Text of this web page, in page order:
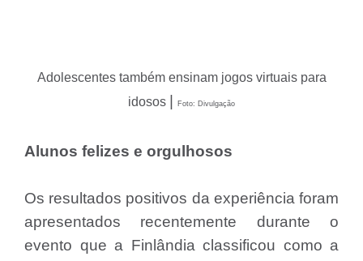
Adolescentes também ensinam jogos virtuais para
idosos
Foto: Divulgação
Alunos felizes e orgulhosos
Os resultados positivos da experiência foram
apresentados recentemente durante o
evento que a Finlândia classificou como a